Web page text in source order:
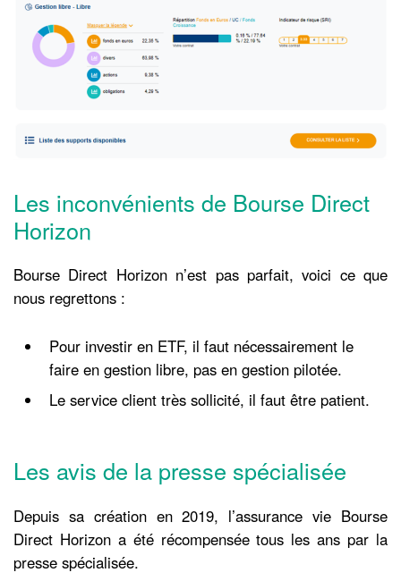
Les inconvénients de Bourse Direct
Horizon
Bourse Direct Horizon n’est pas parfait, voici ce que
nous regrettons :
Pour investir en ETF, il faut nécessairement le
faire en gestion libre, pas en gestion pilotée.
Le service client très sollicité, il faut être patient.
Les avis de la presse spécialisée
Depuis sa création en 2019, l’assurance vie Bourse
Direct Horizon a été récompensée tous les ans par la
presse spécialisée.